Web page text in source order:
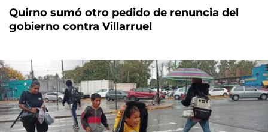
Quirno sumó otro pedido de renuncia del
gobierno contra Villarruel